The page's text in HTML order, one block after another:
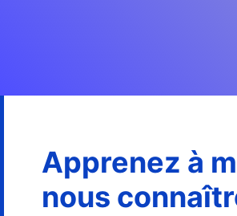
Apprenez à
nous